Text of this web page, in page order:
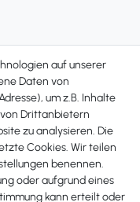
auf unserer
Daten von
um z.B. Inhalte
Drittanbietern
zu analysieren. Die
Cookies. Wir teilen
benennen.
oder aufgrund eines
kann erteilt oder